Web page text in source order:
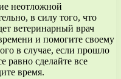
неотложной
в силу того, что
ветеринарный врач
и помогите своему
в случае, если прошло
равно сделайте все
время.